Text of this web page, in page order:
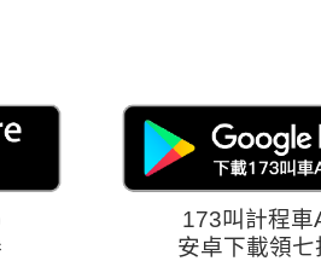
173叫計程車
安卓下載領七